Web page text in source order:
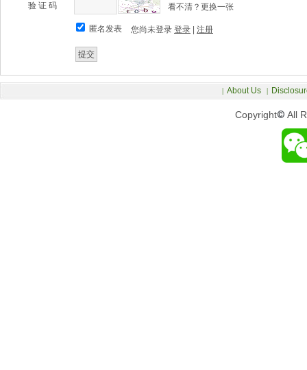
验 证 码 看不清？更换一张
匿名发表 您尚未登录 登录 注册
Copyright© All
| About Us |